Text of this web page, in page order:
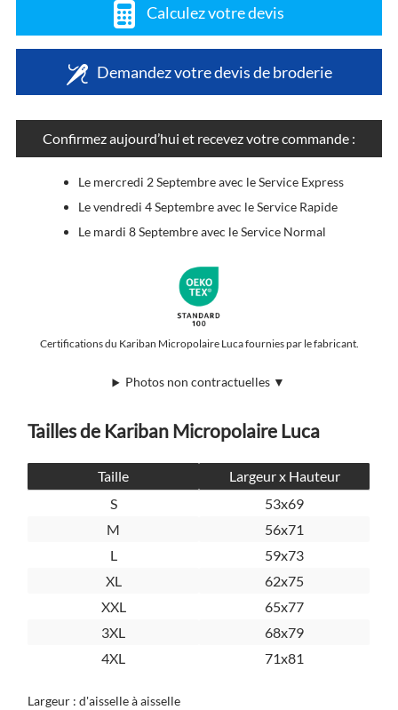
Calculez votre devis
Demandez votre devis de broderie
Confirmez aujourd’hui et recevez votre commande :
Le mercredi 2 Septembre avec le Service Express
Le vendredi 4 Septembre avec le Service Rapide
Le mardi 8 Septembre avec le Service Normal
Certifications du Kariban Micropolaire Luca fournies par le fabricant.
Photos non contractuelles ▼
Tailles de Kariban Micropolaire Luca
Taille
Largeur x Hauteur
S
53x69
M
56x71
L
59x73
XL
62x75
XXL
65x77
3XL
68x79
4XL
71x81
Largeur : d'aisselle à aisselle